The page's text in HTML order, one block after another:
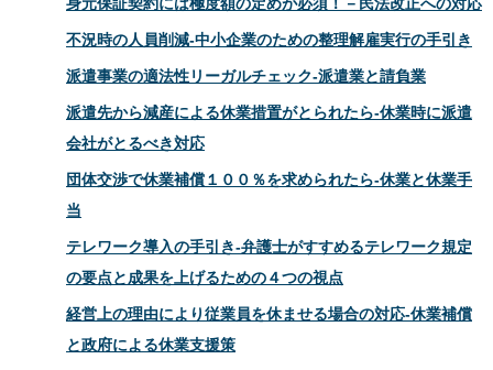
不況時の人員削減‐中小企業のための整理解雇実行の手引き
派遣事業の適法性リーガルチェック‐派遣業と請負業
派遣先から減産による休業措置がとられたら‐休業時に派遣
会社がとるべき対応
団体交渉で休業補償１００％を求められたら‐休業と休業手
当
テレワーク導入の手引き‐弁護士がすすめるテレワーク規定
の要点と成果を上げるための４つの視点
経営上の理由により従業員を休ませる場合の対応‐休業補償
と政府による休業支援策